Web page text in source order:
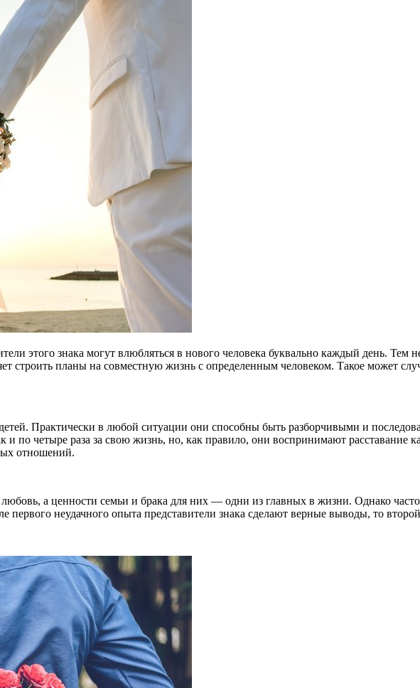
этого знака могут влюбляться в нового человека буквально каждый день. Тем
строить планы на совместную жизнь с определенным человеком. Такое может
Практически в любой ситуации они способны быть разборчивыми и
и по четыре раза за свою жизнь, но, как правило, они воспринимают расставание
отношений.
а ценности семьи и брака для них — одни из главных в жизни. Однако часто
первого неудачного опыта представители знака сделают верные выводы, то